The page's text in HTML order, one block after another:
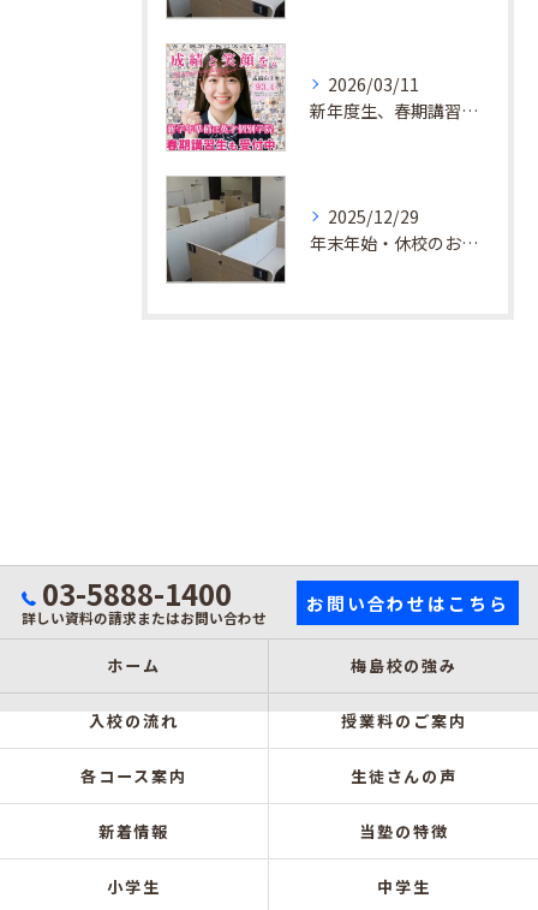
2026/03/11
新年度生、春期講習生 受付中！
2025/12/29
年末年始・休校のお知らせ
03-5888-1400
詳しい資料の請求またはお問い合わせ
お問い合わせはこちら
ホーム 梅島校の強み
入校の流れ 授業料のご案内
各コース案内 生徒さんの声
新着情報 当塾の特徴
小学生 中学生